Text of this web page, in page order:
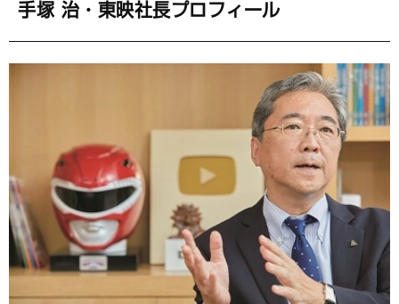
手塚 治・東映社長プロフィール